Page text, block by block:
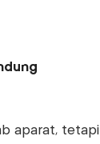
aparat, tetapi